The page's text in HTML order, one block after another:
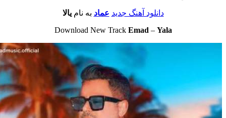
دانلود آهنگ جدید عمادبه نام یالا
Download New TrackEmad–